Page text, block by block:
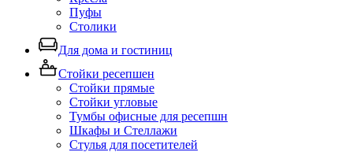
Пуфы
Столики
Для дома и гостиниц
Стойки ресепшен
Стойки прямые
Стойки угловые
Тумбы офисные для ресепшн
Шкафы и Стеллажи
Стулья для посетителей